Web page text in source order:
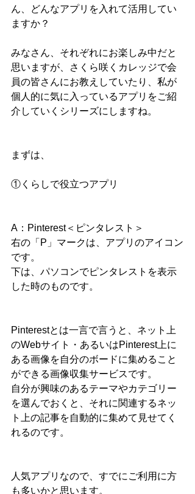
ん、どんなアプリを入れて活用してい
ますか？
みなさん、それぞれにお楽しみ中だと
思いますが、さくら咲くカレッジで会
員の皆さんにお教えしていたり、私が
個人的に気に入っているアプリをご紹
介していくシリーズにしますね。
まずは、
①くらしで役立つアプリ
A：Pinterest＜ピンタレスト＞
右の「P」マークは、アプリのアイコン
です。
下は、パソコンでピンタレストを表示
した時のものです。
Pinterestとは一言で言うと、ネット上
のWebサイト・あるいはPinterest上に
ある画像を自分のボードに集めること
ができる画像収集サービスです。
自分が興味のあるテーマやカテゴリー
を選んでおくと、それに関連するネッ
ト上の記事を自動的に集めて見せてく
れるのです。
人気アプリなので、すでにご利用に方
も多いかと思います。